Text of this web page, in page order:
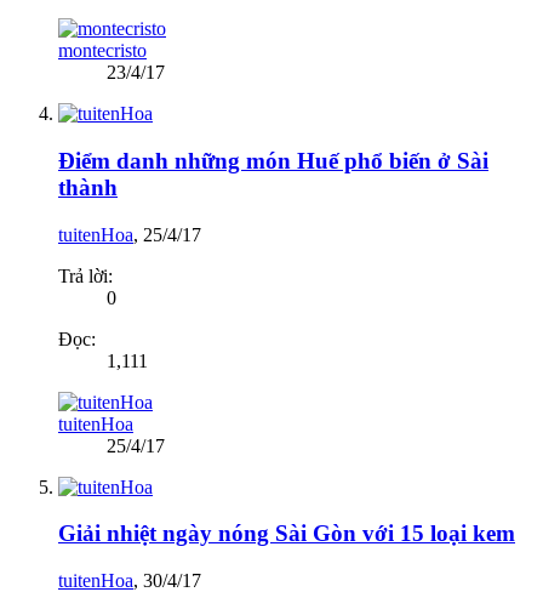
montecristo
23/4/17
Điểm danh những món Huế phổ biến ở Sài
thành
tuitenHoa, 25/4/17
Trả lời:
0
Đọc:
1,111
tuitenHoa
25/4/17
Giải nhiệt ngày nóng Sài Gòn với 15 loại kem
tuitenHoa, 30/4/17